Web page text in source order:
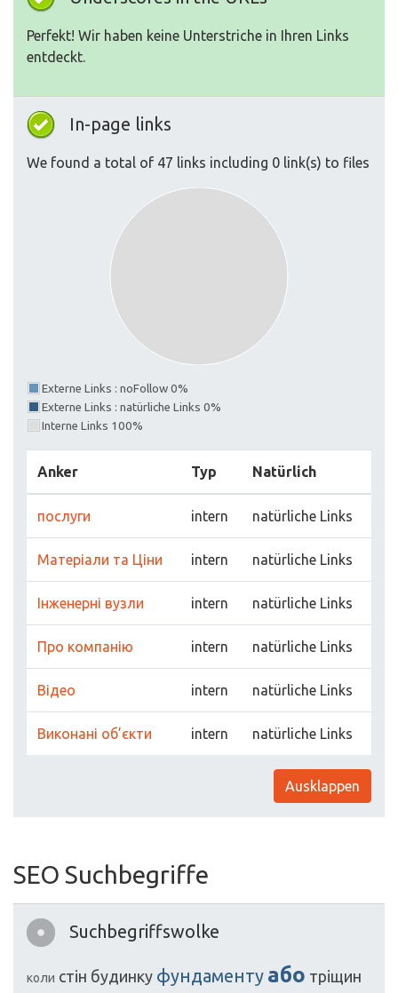
Perfekt! Wir haben keine Unterstriche in Ihren Links
entdeckt.
In-page links
We found a total of 47 links including 0 link(s) to files
Externe Links : noFollow 0%
Externe Links : natürliche Links 0%
Interne Links 100%
Anker Typ Natürlich
послуги intern natürliche Links
Матеріали та Ціни intern natürliche Links
Інженерні вузли intern natürliche Links
Про компанію intern natürliche Links
Відео intern natürliche Links
Виконані об’єкти intern natürliche Links
Ausklappen
SEO Suchbegriffe
Suchbegriffswolke
коли стін будинку фундаменту або тріщин